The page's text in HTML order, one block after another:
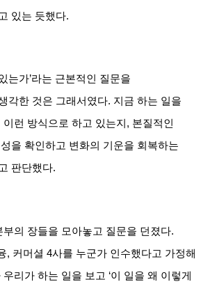
있는 듯했다.
는가’라는 근본적인 질문을
각한 것은 그래서였다. 지금 하는 일을
런 방식으로 하고 있는지 , 본질적인
을 확인하고 변화의 기운을 회복하는
판단했다.
부의 장들을 모아놓고 질문을 던졌다.
, 커머셜 4사를 누군가 인수했다고 가정해
우리가 하는 일을 보고 ‘이 일을 왜 이렇게